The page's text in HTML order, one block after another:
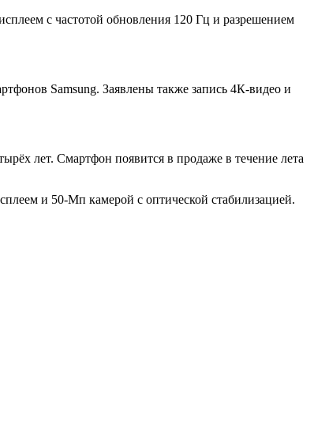
с частотой обновления 120 Гц и разрешением
Samsung. Заявлены также запись 4К-видео и
лет. Смартфон появится в продаже в течение лета
и 50-Мп камерой с оптической стабилизацией.